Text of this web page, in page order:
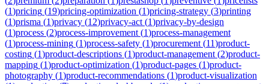
(1)pricing (19)pricing-optimization (1)pricing-strategy (3)printing
(1)prisma (1)privacy (12)privacy-act (1)privacy-by-design
(1)process (2)process-improvement (1)process-management
(1)process-mining (1)process-safety (1)procurement (11)product-
costing (1)product-descriptions (1)product-management (2)product-
mapping (1)product-optimization (1)product-pages (1)product-
photography (1)product-recommendations (1)product-visualization